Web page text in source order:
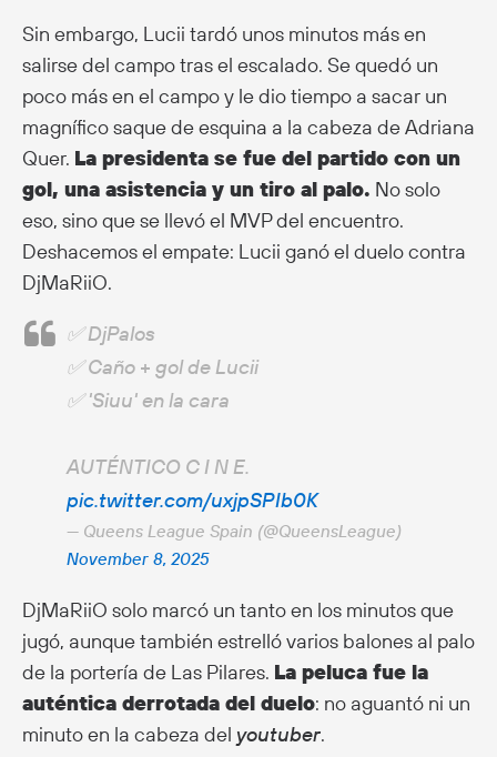
Sin embargo, Lucii tardó unos minutos más en
salirse del campo tras el escalado. Se quedó un
poco más en el campo y le dio tiempo a sacar un
magnífico saque de esquina a la cabeza de Adriana
Quer. La presidenta se fue del partido con un
gol, una asistencia y un tiro al palo. No solo
eso, sino que se llevó el MVP del encuentro.
Deshacemos el empate: Lucii ganó el duelo contra
DjMaRiiO.
✅ DjPalos
✅ Caño + gol de Lucii
✅ 'Siuu' en la cara
AUTÉNTICO C I N E.
pic.twitter.com/uxjpSPIb0K
— Queens League Spain (@QueensLeague)
November 8, 2025
DjMaRiiO solo marcó un tanto en los minutos que
jugó, aunque también estrelló varios balones al palo
de la portería de Las Pilares. La peluca fue la
auténtica derrotada del duelo: no aguantó ni un
minuto en la cabeza del youtuber.